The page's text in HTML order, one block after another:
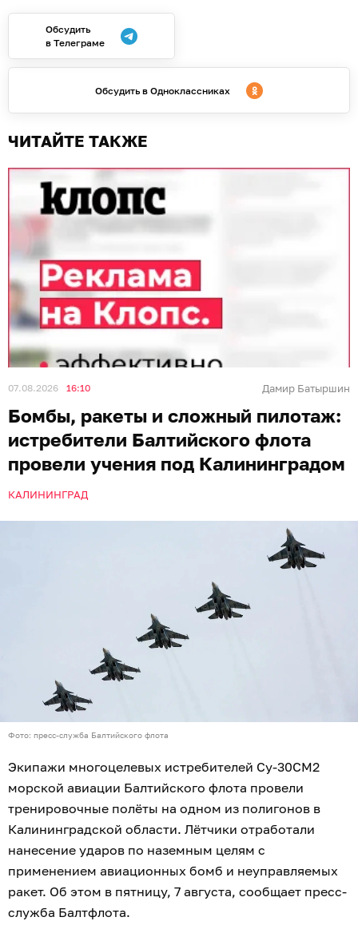
Обсудить
в Телеграме
Обсудить в Одноклассниках
ЧИТАЙТЕ ТАКЖЕ
07.08.2026 16:10 Дамир Батыршин
Бомбы, ракеты и сложный пилотаж:
истребители Балтийского флота
провели учения под Калининградом
КАЛИНИНГРАД
Фото: пресс-служба Балтийского флота
Экипажи многоцелевых истребителей Су-30СМ2
морской авиации Балтийского флота провели
тренировочные полёты на одном из полигонов в
Калининградской области. Лётчики отработали
нанесение ударов по наземным целям с
применением авиационных бомб и неуправляемых
ракет. Об этом в пятницу, 7 августа, сообщает пресс-
служба Балтфлота.